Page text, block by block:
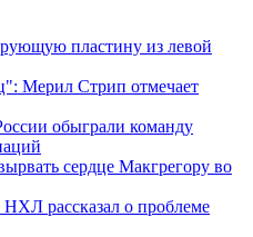
пластину из левой
Мерил Стрип отмечает
обыграли команду
сердце Макгрегору во
рассказал о проблеме